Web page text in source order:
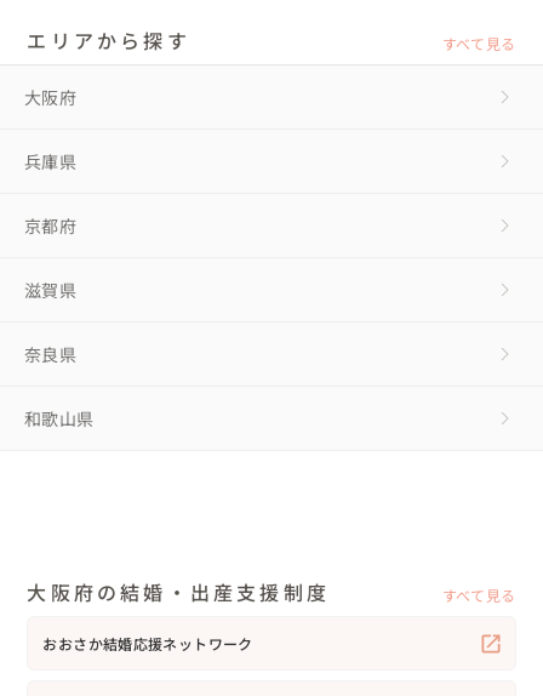
エリアから探す すべて見る
大阪府
兵庫県
京都府
滋賀県
奈良県
和歌山県
大阪府の結婚・出産支援制度 すべて見る
おおさか結婚応援ネットワーク